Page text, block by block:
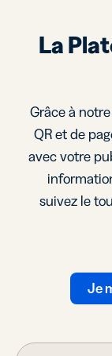
La
Grâce à
QR et de
avec votre
suivez le
Je